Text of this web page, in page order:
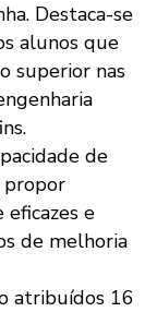
Destaca-se
alunos que
superior nas
de
propor
e
de melhoria
atribuídos 16